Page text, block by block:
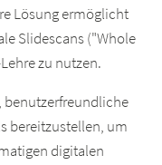
Lösung ermöglicht
Slidescans ("Whole
zu nutzen.
benutzerfreundliche
bereitzustellen, um
digitalen